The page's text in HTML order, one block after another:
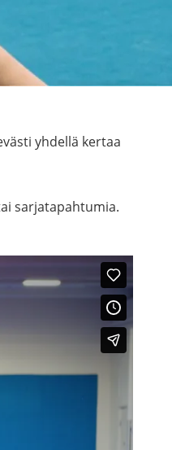
yhdellä kertaa
sarjatapahtumia.